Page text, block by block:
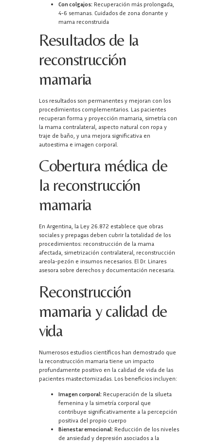
Con colgajos: Recuperación más prolongada,
4-6 semanas. Cuidados de zona donante y
mama reconstruida
Resultados de la
reconstrucción
mamaria
Los resultados son permanentes y mejoran con los
procedimientos complementarios. Las pacientes
recuperan forma y proyección mamaria, simetría con
la mama contralateral, aspecto natural con ropa y
traje de baño, y una mejora significativa en
autoestima e imagen corporal.
Cobertura médica de
la reconstrucción
mamaria
En Argentina, la Ley 26.872 establece que obras
sociales y prepagas deben cubrir la totalidad de los
procedimientos: reconstrucción de la mama
afectada, simetrización contralateral, reconstrucción
areola-pezón e insumos necesarios. El Dr. Linares
asesora sobre derechos y documentación necesaria.
Reconstrucción
mamaria y calidad de
vida
Numerosos estudios científicos han demostrado que
la reconstrucción mamaria tiene un impacto
profundamente positivo en la calidad de vida de las
pacientes mastectomizadas. Los beneficios incluyen:
Imagen corporal: Recuperación de la silueta
femenina y la simetría corporal que
contribuye significativamente a la percepción
positiva del propio cuerpo
Bienestar emocional: Reducción de los niveles
de ansiedad y depresión asociados a la